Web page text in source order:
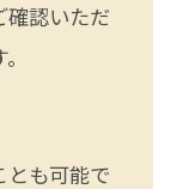
確認いただ
とも可能で